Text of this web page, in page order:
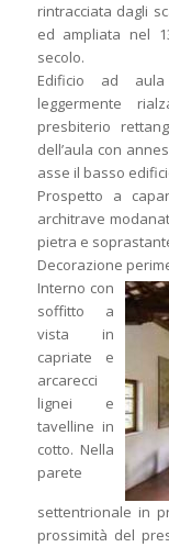
rintracciata dagli
ed ampliata nel
secolo.
Edificio ad
leggermente
presbiterio
dell’aula con
asse il basso
Prospetto a
architrave
pietra e
Decorazione
Interno con
soffitto a
vista in
capriate e
arcarecci
lignei e
tavelline in
cotto. Nella
parete
settentrionale in
prossimità del